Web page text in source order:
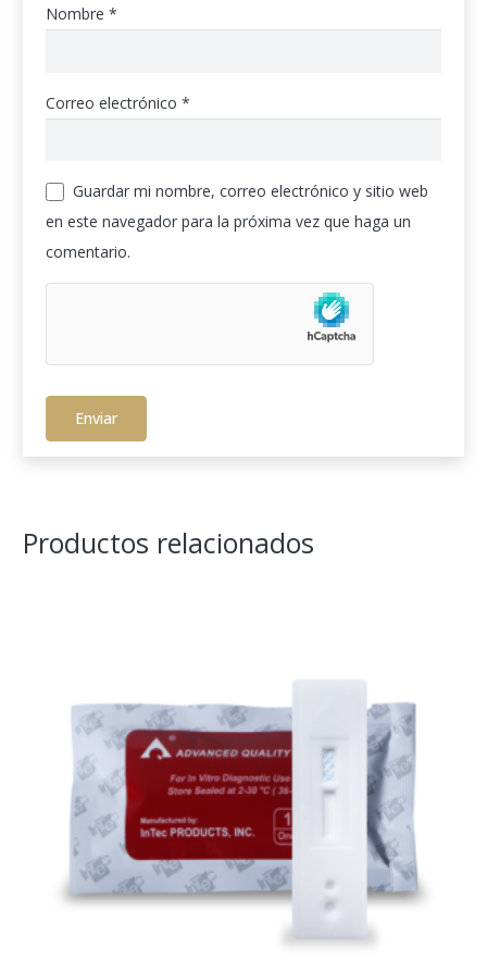
Nombre *
Correo electrónico *
Guardar mi nombre, correo electrónico y sitio web
en este navegador para la próxima vez que haga un
comentario.
Productos relacionados